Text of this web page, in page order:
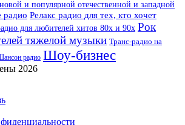
и популярной отечественной и западной
радио Релакс радио для тех, кто хочет
для любителей хитов 80х и 90х Рок
тяжелой музыки Транс-радио на
радио Шоу-бизнес
2026